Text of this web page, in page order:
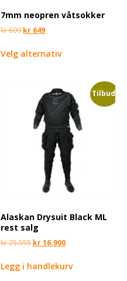
7mm neopren våtsokker
kr699 kr 649
Velg alternativ
Tilbud!
Alaskan Drysuit Black ML
rest salg
kr25.555 kr16.900
Legg i handlekurv